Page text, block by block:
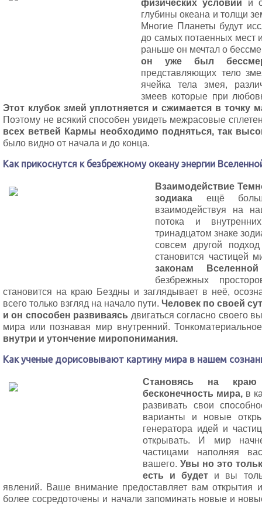
физических условий и
глубины океана и толщи
Многие Планеты будут
до самых потаенных мест
раньше он мечтал о
он уже был
представляющих тело
ячейка тела змея,
змеев которые при
Этот клубок змей уплотняется и сжимается в точку
Поэтому не всякий способен увидеть межрасовые
всех ветвей Кармы необходимо подняться, так
было видно от начала и до конца.
Как прикоснутся к безбрежному океану энергии
Взаимодействие
зодиака ещё
взаимодействуя на
потока и
тринадцатом знаке
совсем другой
становится частицей
законам
безбрежных
становится на краю Бездны и заглядывает в неё,
всего только взгляд на начало пути. Человек по своей
и он способен развиваясь двигаться согласно своего
мира или познавая мир внутренний.
внутри и утончение миропонимания.
Как ученые дорисовывают картину мира в нашем
Становясь на краю
бесконечность мира, в
развивать свои
варианты и новые
генератора идей и
открывать. И мир
частицами наполняя
вашего. Увы но это
есть и будет и вы
явлений. Ваше внимание предоставляет вам открытия
более сосредоточены и начали запоминать новые и